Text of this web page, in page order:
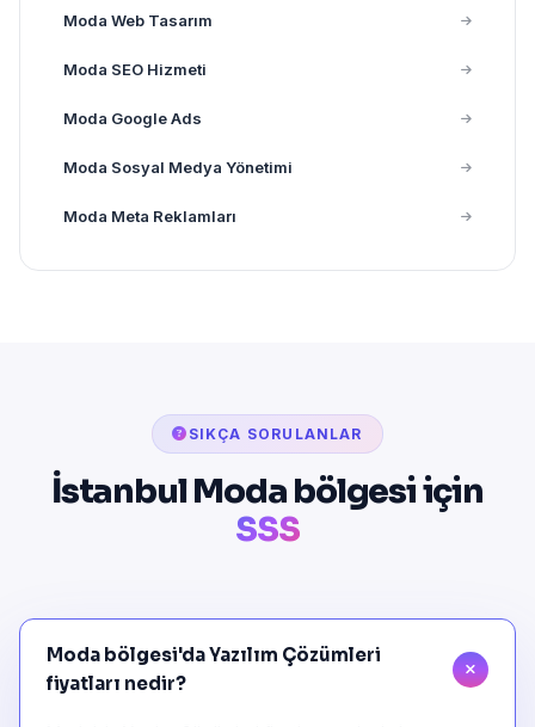
Moda Web Tasarım
Moda SEO Hizmeti
Moda Google Ads
Moda Sosyal Medya Yönetimi
Moda Meta Reklamları
SIKÇA SORULANLAR
İstanbul Moda bölgesi için
SSS
Moda bölgesi'da Yazılım Çözümleri
fiyatları nedir?